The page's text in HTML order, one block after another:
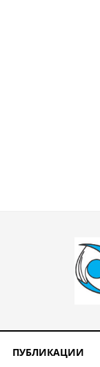
ПУБЛИКАЦИИ